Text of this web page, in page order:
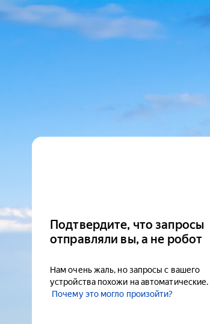
Подтвердите, что запросы
отправляли вы, а не робот
Нам очень жаль, но запросы с вашего
устройства похожи на автоматические.
Почему это могло произойти?